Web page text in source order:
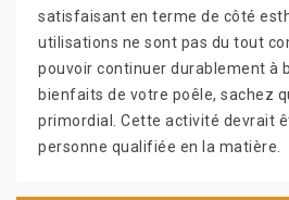
satisfaisant en terme de côté
utilisations ne sont pas du tout
pouvoir continuer durablement à
bienfaits de votre poêle, sachez
primordial. Cette activité devrait
personne qualifiée en la matière.